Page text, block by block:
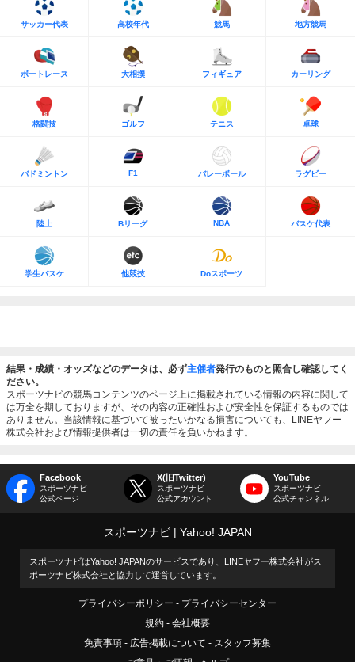
サッカー代表 高校年代 競馬 地方競馬
ボートレース 大相撲 フィギュア カーリング
格闘技 ゴルフ テニス 卓球
バドミントン F1 バレーボール ラグビー
陸上 Bリーグ NBA バスケ代表
学生バスケ 他競技 Doスポーツ
結果・成績・オッズなどのデータは、必ず主催者発行のものと照合し確認してく
ださい。
スポーツナビの競馬コンテンツのページ上に掲載されている情報の内容に関して
は万全を期しておりますが、その内容の正確性および安全性を保証するものでは
ありません。当該情報に基づいて被ったいかなる損害についても、LINEヤフー
株式会社および情報提供者は一切の責任を負いかねます。
Facebook
スポーツナビ
公式ページ
X(旧Twitter)
スポーツナビ
公式アカウント
YouTube
スポーツナビ
公式チャンネル
スポーツナビ Yahoo! JAPAN
スポーツナビはYahoo! JAPANのサービスであり、LINEヤフー株式会社がス
ポーツナビ株式会社と協力して運営しています。
プライバシーポリシー
プライバシーセンター
規約
会社概要
免責事項
広告掲載について
スタッフ募集